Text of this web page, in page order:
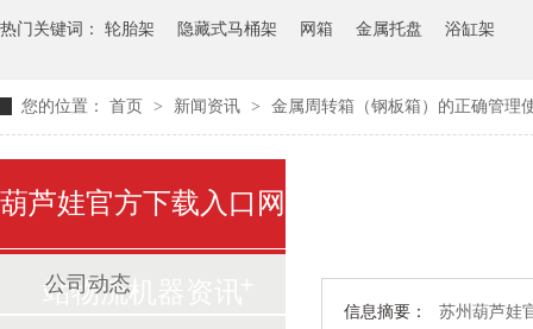
热门关键词： 轮胎架 隐藏式马桶架 网箱 金属托盘 浴缸架
您的位置： 首页 > 新闻资讯 > 金属周转箱（钢板箱）的正确管理
信息摘要：
苏州葫芦娃
葫芦娃官方下载入口网
站物流机器资讯
公司动态